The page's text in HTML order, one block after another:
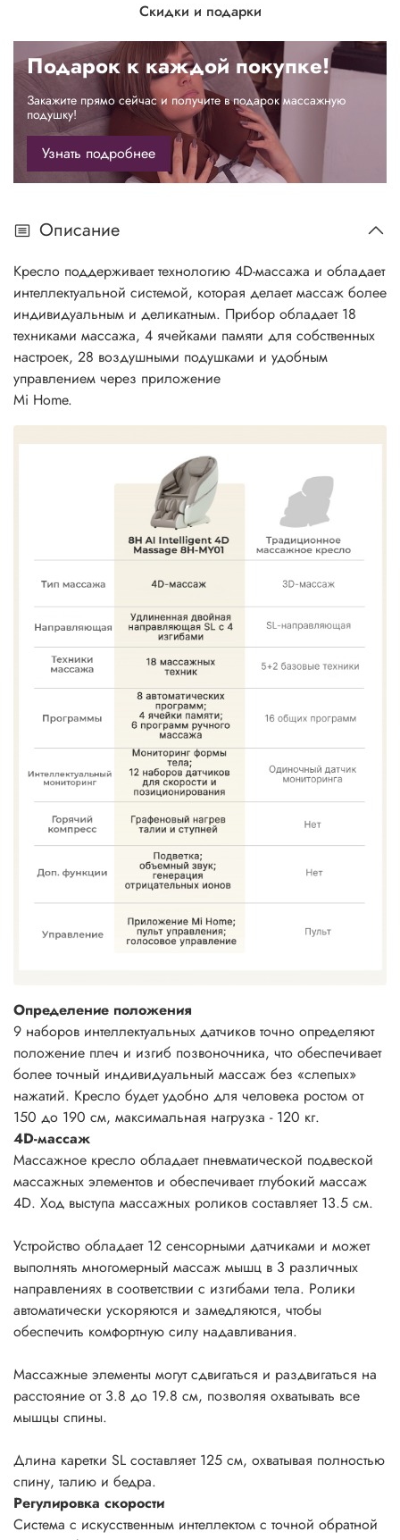
Скидки и подарки
Подарок к каждой покупке!
Закажите прямо сейчас и получите в подарок массажную
подушку!
Узнать подробнее
Описание
Кресло поддерживает технологию 4D-массажа и обладает
интеллектуальной системой, которая делает массаж более
индивидуальным и деликатным. Прибор обладает 18
техниками массажа, 4 ячейками памяти для собственных
настроек, 28 воздушными подушками и удобным
управлением через приложение
Mi Home.
Определение положения
9 наборов интеллектуальных датчиков точно определяют
положение плеч и изгиб позвоночника, что обеспечивает
более точный индивидуальный массаж без «слепых»
нажатий. Кресло будет удобно для человека ростом от
150 до 190 см, максимальная нагрузка - 120 кг.
4D-массаж
Массажное кресло обладает пневматической подвеской
массажных элементов и обеспечивает глубокий массаж
4D. Ход выступа массажных роликов составляет 13.5 см.
Устройство обладает 12 сенсорными датчиками и может
выполнять многомерный массаж мышц в 3 различных
направлениях в соответствии с изгибами тела. Ролики
автоматически ускоряются и замедляются, чтобы
обеспечить комфортную силу надавливания.
Массажные элементы могут сдвигаться и раздвигаться на
расстояние от 3.8 до 19.8 см, позволяя охватывать все
мышцы спины.
Длина каретки SL составляет 125 см, охватывая полностью
спину, талию и бедра.
Регулировка скорости
Система с искусственным интеллектом с точной обратной